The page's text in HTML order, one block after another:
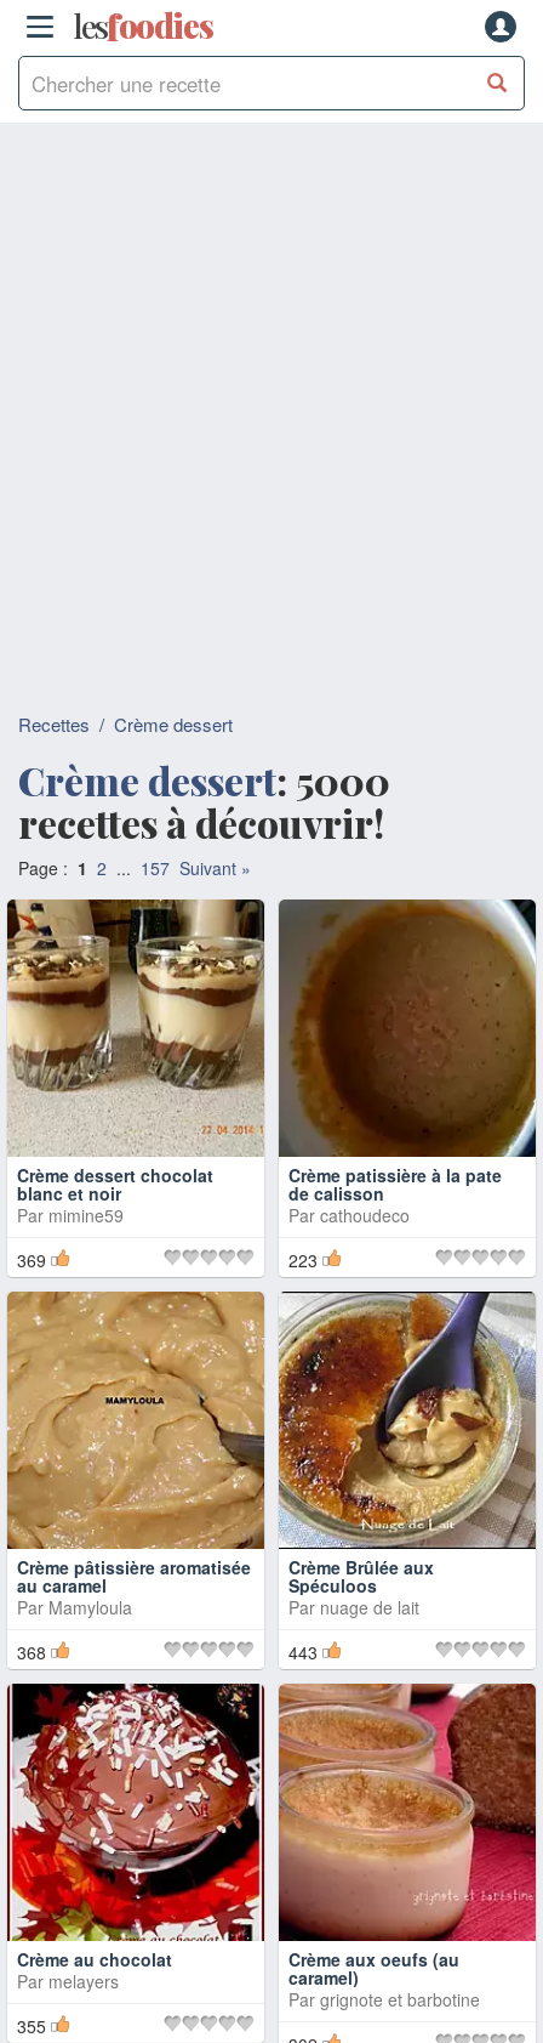
lesfoodies
Recettes / Crème dessert
Crème dessert: 5000
recettes à découvrir!
Page : 1 2 ... 157 Suivant »
Crème dessert chocolat
blanc et noir
Par mimine59
369
Crème patissière à la pate
de calisson
Par cathoudeco
223
Crème pâtissière aromatisée
au caramel
Par Mamyloula
368
Crème Brûlée aux
Spéculoos
Par nuage de lait
443
Crème au chocolat
Par melayers
355
Crème aux oeufs (au
caramel)
Par grignote et barbotine